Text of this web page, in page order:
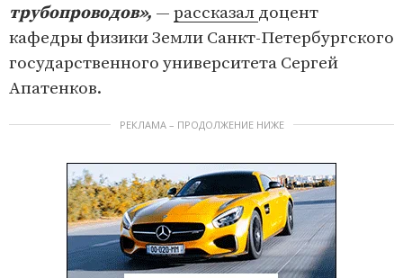
трубопроводов», — рассказал доцент
кафедры физики Земли Санкт-Петербургского
государственного университета Сергей
Апатенков.
РЕКЛАМА – ПРОДОЛЖЕНИЕ НИЖЕ